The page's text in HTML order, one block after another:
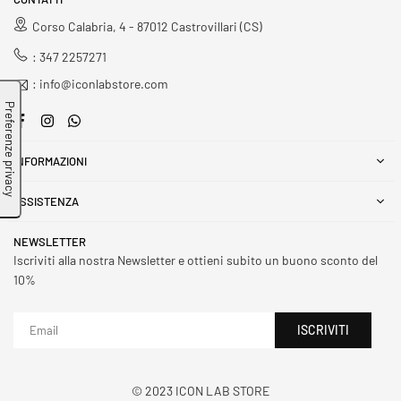
Corso Calabria, 4 - 87012 Castrovillari (CS)
: 347 2257271
: info@iconlabstore.com
FacebookInstagram
INFORMAZIONI
ASSISTENZA
NEWSLETTER
Iscriviti alla nostra Newsletter e ottieni subito un buono sconto del
10%
ISCRIVITI
© 2023 ICON LAB STORE